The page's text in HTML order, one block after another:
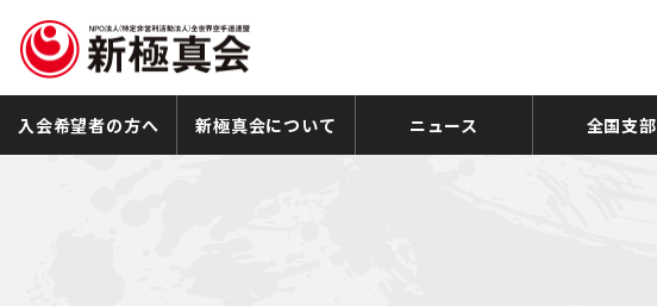
入会希望者の方へ 新極真会について ニュース 全国支部